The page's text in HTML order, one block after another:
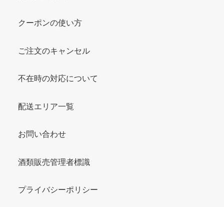
クーポンの使い方
ご注文のキャンセル
不在時の対応について
配送エリア一覧
お問い合わせ
酒類販売管理者標識
プライバシーポリシー